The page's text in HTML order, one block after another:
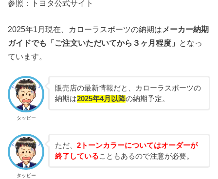
参照：トヨタ公式サイト
2025年1月現在、カローラスポーツの納期は メーカー納期
ガイドでも「ご注文いただいてから３ヶ月程度」 となっ
ています。
タッピー
販売店の最新情報だと、カローラスポーツの
納期は2025年4月以降の納期予定。
タッピー
ただ、 2トーンカラーについてはオーダーが
終了していることもあるので注意が必要。